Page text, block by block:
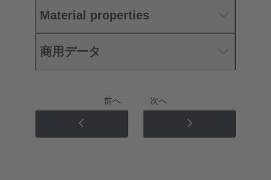
Material properties
商用データ
前へ 次へ